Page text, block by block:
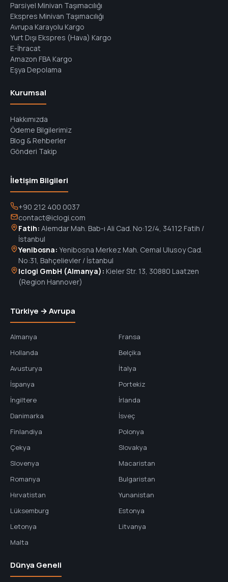
Parsiyel Minivan Taşımacılığı
Ekspres Minivan Taşımacılığı
Avrupa Karayolu Kargo
Yurt Dışı Ekspres (Hava) Kargo
E-İhracat
Amazon FBA Kargo
Eşya Depolama
Kurumsal
Hakkımızda
Ödeme Bilgilerimiz
Blog & Rehberler
Gönderi Takip
İletişim Bilgileri
+90 212 400 0037
contact@iclogi.com
Fatih: Alemdar Mah. Bab-ı Ali Cad. No:12/4, 34112 Fatih /
İstanbul
Yenibosna: Yenibosna Merkez Mah. Cemal Ulusoy Cad.
No:31, Bahçelievler / İstanbul
Iclogi GmbH (Almanya): Kieler Str. 13, 30880 Laatzen
(Region Hannover)
Türkiye → Avrupa
Almanya
Fransa
Hollanda
Belçika
Avusturya
İtalya
İspanya
Portekiz
İngiltere
İrlanda
Danimarka
İsveç
Finlandiya
Polonya
Çekya
Slovakya
Slovenya
Macaristan
Romanya
Bulgaristan
Hırvatistan
Yunanistan
Lüksemburg
Estonya
Letonya
Litvanya
Malta
Dünya Geneli